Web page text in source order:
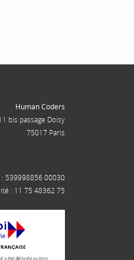
Human Coders
bis passage Doisy
75017 Paris
: 539998856 00030
: 11 75 48362 75